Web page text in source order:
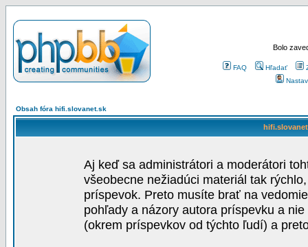
Bolo
FAQ Hľadať
Obsah fóra hifi.slovanet.sk
Aj keď sa administrátori a moderátori
všeobecne nežiadúci materiál tak
príspevok. Preto musíte brať na
pohľady a názory autora príspevku a
(okrem príspevkov od týchto ľudí) a